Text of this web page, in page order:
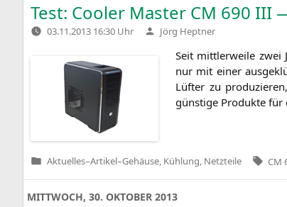
Test: Cooler Master CM 690 III
03.11.2013 16:30 Uhr Verfasst
von
Jörg Heptner
Seit mitt­ler­wei­le zwei
nur mit einer
Lüf­ter zu
güns­ti­ge Pro­duk­te für
Veröffentlicht
Aktuelles–Artikel–Gehäuse, Kühlung, Netzteile CM
MITTWOCH, 30. OKTOBER 2013